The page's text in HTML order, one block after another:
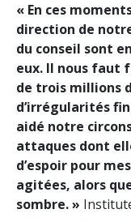
« En ces
direction de
du conseil sont
eux. Il nous faut
de trois millions
d’irrégularités
aidé notre
attaques dont
d’espoir pour
agitées, alors
sombre. »